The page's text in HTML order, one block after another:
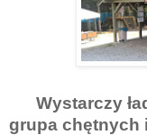
Wystarczy
grupa chętnych